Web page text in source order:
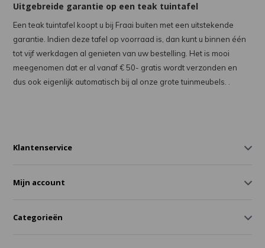
Uitgebreide garantie op een teak tuintafel
Een teak tuintafel koopt u bij Fraai buiten met een uitstekende
garantie. Indien deze tafel op voorraad is, dan kunt u binnen één
tot vijf werkdagen al genieten van uw bestelling. Het is mooi
meegenomen dat er al vanaf € 50- gratis wordt verzonden en
dus ook eigenlijk automatisch bij al onze grote tuinmeubels. .
Klantenservice
Mijn account
Categorieën